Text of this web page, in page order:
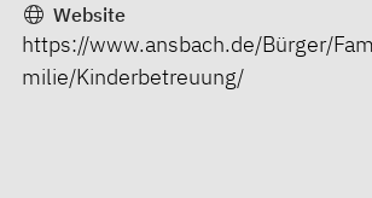
Website
https://www.ansbach.de/Bürger/
milie/Kinderbetreuung/